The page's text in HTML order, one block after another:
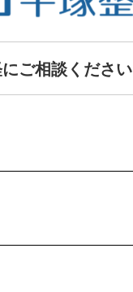
ご相談ください